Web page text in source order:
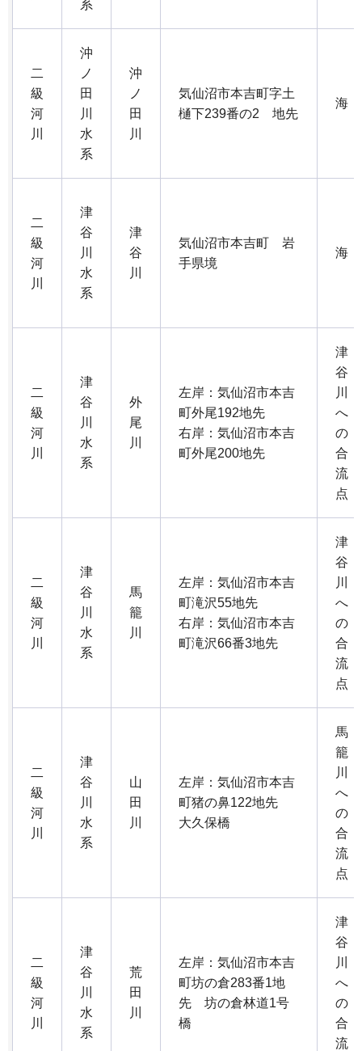
系
二
級
河
川
沖
ノ
田
川
水
系
沖
ノ
田
川
気仙沼市本吉町字土
樋下239番の2 地先
海
二
級
河
川
津
谷
川
水
系
津
谷
川
気仙沼市本吉町 岩
手県境
海
二
級
河
川
津
谷
川
水
系
外
尾
川
左岸：気仙沼市本吉
町外尾192地先
右岸：気仙沼市本吉
町外尾200地先
津
谷
川
へ
の
合
流
点
二
級
河
川
津
谷
川
水
系
馬
籠
川
左岸：気仙沼市本吉
町滝沢55地先
右岸：気仙沼市本吉
町滝沢66番3地先
津
谷
川
へ
の
合
流
点
二
級
河
川
津
谷
川
水
系
山
田
川
左岸：気仙沼市本吉
町猪の鼻122地先
大久保橋
馬
籠
川
へ
の
合
流
点
二
級
河
川
津
谷
川
水
系
荒
田
川
左岸：気仙沼市本吉
町坊の倉283番1地
先 坊の倉林道1号
橋
津
谷
川
へ
の
合
流